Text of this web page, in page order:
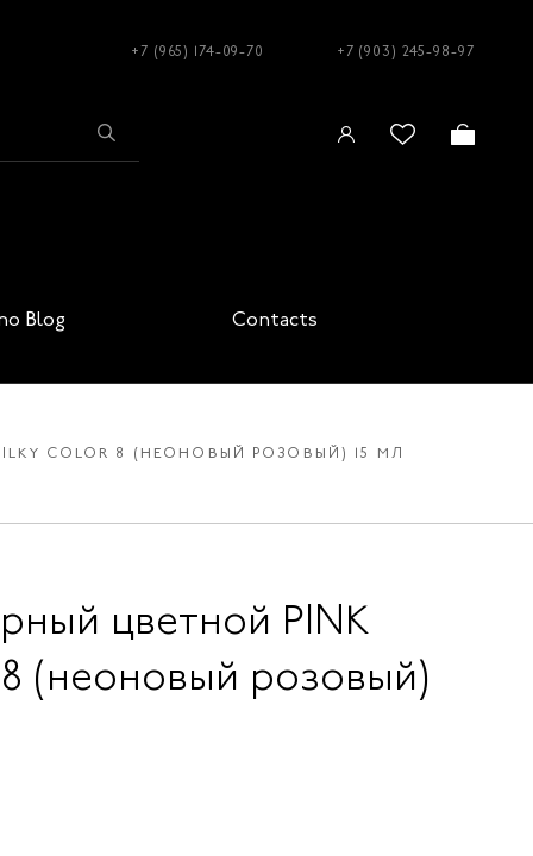
+7 (965) 174-09-70 +7 (903) 245-98-97
Blog Contacts
COLOR 8 (НЕОНОВЫЙ РОЗОВЫЙ) 15 МЛ
цветной PINK
8 (неоновый розовый)